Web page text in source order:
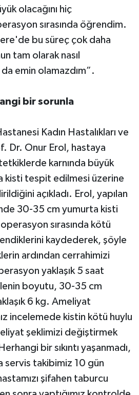
olacağını hiç
sırasında öğrendim.
bu süreç çok daha
tam olarak nasıl
emin olamazdım”.
bir sorunla
Kadın Hastalıkları ve
Dr. Onur Erol, hastaya
karnında büyük
kisti tespit edilmesi üzerine
açıkladı. Erol, yapılan
30-35 cm yumurta kisti
sırasında kötü
kaydederek, şöyle
ardından cerrahimizi
yaklaşık 5 saat
boyutu, 30-35 cm
6 kg. Ameliyat
incelemede kistin kötü huylu
şeklimizi değiştirmek
bir sıkıntı yaşanmadı,
servis takibimiz 10 gün
şifahen taburcu